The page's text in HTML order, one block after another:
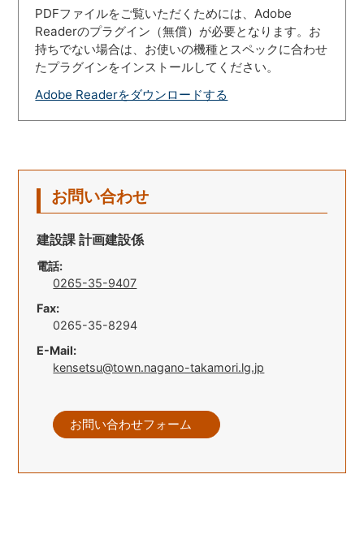
PDFファイルをご覧いただくためには、Adobe
Readerのプラグイン（無償）が必要となります。お
持ちでない場合は、お使いの機種とスペックに合わせ
たプラグインをインストールしてください。
Adobe Readerをダウンロードする
お問い合わせ
建設課 計画建設係
電話:
0265-35-9407
Fax:
0265-35-8294
E-Mail:
kensetsu@town.nagano-takamori.lg.jp
お問い合わせフォーム